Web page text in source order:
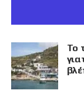
Το